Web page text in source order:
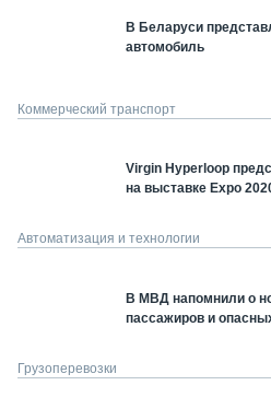
В Беларуси
автомобиль
Коммерческий транспорт
Virgin Hyperloop
на выставке Expo
Автоматизация и технологии
В МВД напомнили о
пассажиров и
Грузоперевозки